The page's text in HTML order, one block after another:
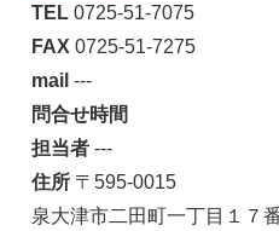
TEL 0725-51-7075
FAX 0725-51-7275
mail ---
問合せ時間
担当者 ---
住所 〒595-0015
泉大津市二田町一丁目１７